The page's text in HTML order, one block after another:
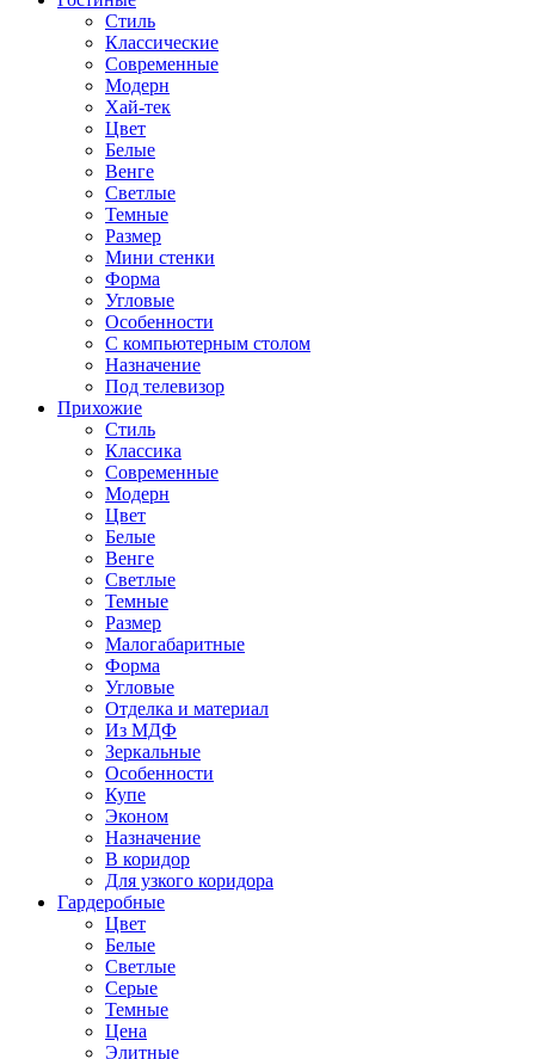
Стиль
Классические
Современные
Модерн
Хай-тек
Цвет
Белые
Венге
Светлые
Темные
Размер
Мини стенки
Форма
Угловые
Особенности
С компьютерным столом
Назначение
Под телевизор
Прихожие
Стиль
Классика
Современные
Модерн
Цвет
Белые
Венге
Светлые
Темные
Размер
Малогабаритные
Форма
Угловые
Отделка и материал
Из МДФ
Зеркальные
Особенности
Купе
Эконом
Назначение
В коридор
Для узкого коридора
Гардеробные
Цвет
Белые
Светлые
Серые
Темные
Цена
Элитные